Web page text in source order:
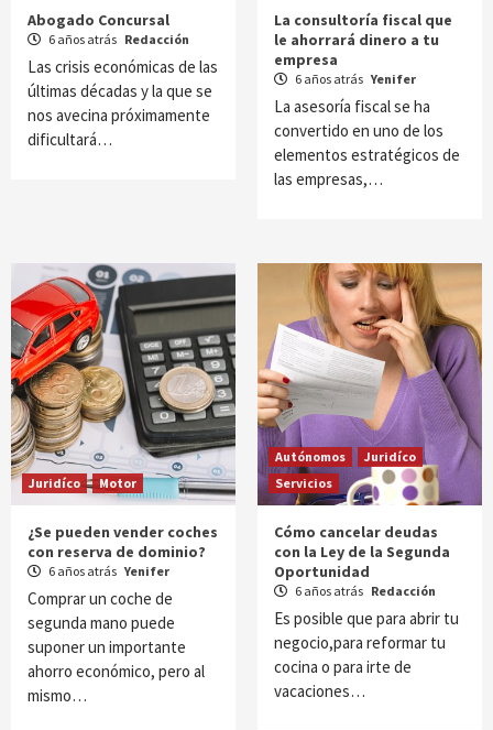
Abogado Concursal
6 años atrás Redacción
Las crisis económicas de las
últimas décadas y la que se
nos avecina próximamente
dificultará…
La consultoría fiscal que
le ahorrará dinero a tu
empresa
6 años atrás Yenifer
La asesoría fiscal se ha
convertido en uno de los
elementos estratégicos de
las empresas,…
Juridíco Motor
¿Se pueden vender coches
con reserva de dominio?
6 años atrás Yenifer
Comprar un coche de
segunda mano puede
suponer un importante
ahorro económico, pero al
mismo…
Autónomos
Juridíco
Servicios
Cómo cancelar deudas
con la Ley de la Segunda
Oportunidad
6 años atrás Redacción
Es posible que para abrir tu
negocio,para reformar tu
cocina o para irte de
vacaciones…